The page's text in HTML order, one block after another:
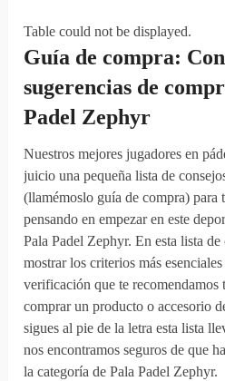
Table could not be displayed.
Guía de compra:
sugerencias de
Padel Zephyr
Nuestros mejores jugadores en
juicio una pequeña lista de
(llamémoslo guía de compra) para
pensando en empezar en este
Pala Padel Zephyr. En esta lista
mostrar los criterios más
verificación que te recomendamos
comprar un producto o accesorio
sigues al pie de la letra esta lista
nos encontramos seguros de que
la categoría de Pala Padel Zephyr.